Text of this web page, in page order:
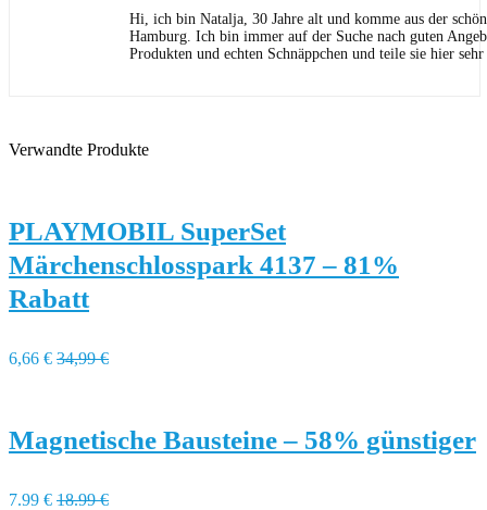
Hi, ich bin Natalja, 30 Jahre alt und komme aus der
Hamburg. Ich bin immer auf der Suche nach guten
Produkten und echten Schnäppchen und teile sie hier
Verwandte Produkte
PLAYMOBIL SuperSet
Märchenschlosspark 4137 – 81%
Rabatt
6,66 € 34,99 €
Magnetische Bausteine – 58% günstiger
7.99 € 18.99 €